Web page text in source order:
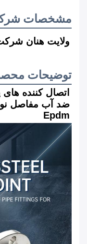
مشخصات
ولایت هنان
توضیحات
Epdm